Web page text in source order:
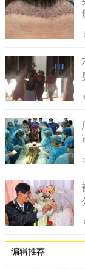
编辑推荐